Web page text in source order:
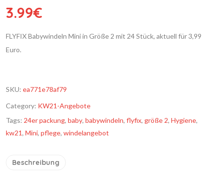
3.99€
FLYFIX Babywindeln Mini in Größe 2 mit 24 Stück, aktuell für 3,99
Euro.
SKU: ea771e78af79
Category: KW21-Angebote
Tags: 24er packung, baby, babywindeln, flyfix, größe 2, Hygiene,
kw21, Mini, pflege, windelangebot
Beschreibung